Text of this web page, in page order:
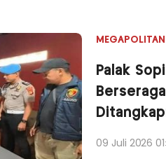
MEGAPOLITAN
Palak
09 Juli 2026